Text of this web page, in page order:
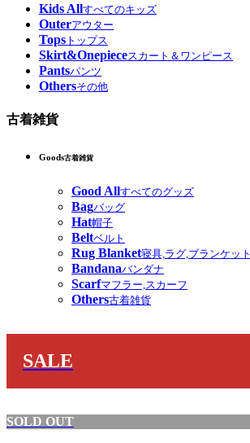
Kids Allすべてのキッズ
Outerアウター
Tops トップス
Skirt&Onepieceスカート＆ワンピース
Pantsパンツ
Othersその他
古着雑貨
Goods古着雑貨
Good Allすべてのグッズ
Bagバッグ
Hat帽子
Beltベルト
Rug Blanket寝具,ラグ,ブランケット
Bandanaバンダナ
Scarfマフラー,スカーフ
Others古着雑貨
SALE
SOLD OUT